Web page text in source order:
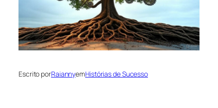
Escrito porRaiannyemHistórias de Sucesso